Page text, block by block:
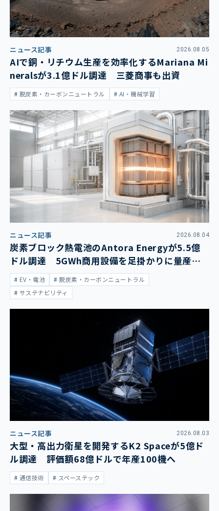
ニュース記事 2026.08.05
AIで銅・リチウム生産を効率化するMariana Mi
neralsが3.1億ドル調達 三菱商事も出資
脱炭素・カーボンニュートラル AI・機械学習
ニュース記事 2026.08.04
炭素ブロック熱電池のAntora Energyが5.5億
ドル調達 5GWh商用設備を足掛かりに量産拡
大EV・電池
脱炭素・カーボンニュートラル
サステナビリティ
ニュース記事 2026.08.03
大型・高出力衛星を開発するK2 Spaceが5億ド
ル調達 評価額68億ドルで年産100機へ
通信技術 スペーステック